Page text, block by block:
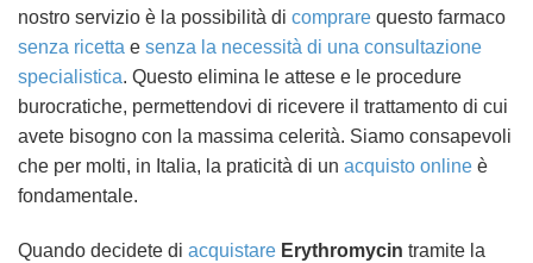
nostro servizio è la possibilità di comprare questo farmaco
senza ricetta e senza la necessità di una consultazione
specialistica. Questo elimina le attese e le procedure
burocratiche, permettendovi di ricevere il trattamento di cui
avete bisogno con la massima celerità. Siamo consapevoli
che per molti, in Italia, la praticità di un acquisto online è
fondamentale.
Quando decidete di acquistare Erythromycin tramite la